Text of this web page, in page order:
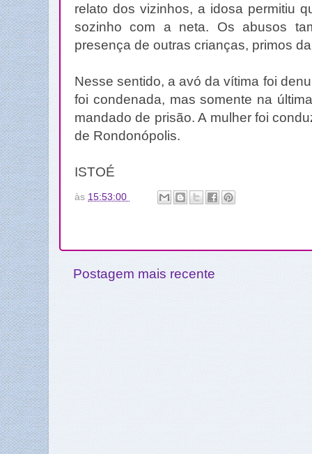
relato dos vizinhos, a idosa permitiu
sozinho com a neta. Os abusos
presença de outras crianças, primos
Nesse sentido, a avó da vítima foi
foi condenada, mas somente na
mandado de prisão. A mulher foi
de Rondonópolis.
ISTOÉ
às 15:53:00
Postagem mais recente